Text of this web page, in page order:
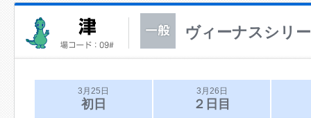
ヴィーナスシリ
3月25日
初日
3月26日
２日目